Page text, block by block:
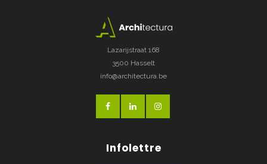
Lazarijstraat 168
3500 Hasselt
info@architectura.be
Infolettre